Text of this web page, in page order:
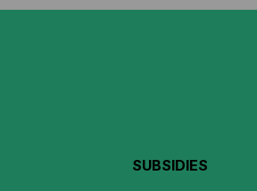
SUBSIDIES